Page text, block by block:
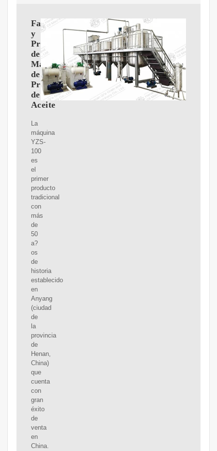
Fabricante
y
Proveedor
de
Máquinas
de
Prensa
de
Aceite
La
máquina
YZS-
100
es
el
primer
producto
tradicional
con
más
de
50
a?
os
de
historia
establecido
en
Anyang
(ciudad
de
la
provincia
de
Henan,
China)
que
cuenta
con
gran
éxito
de
venta
en
China.